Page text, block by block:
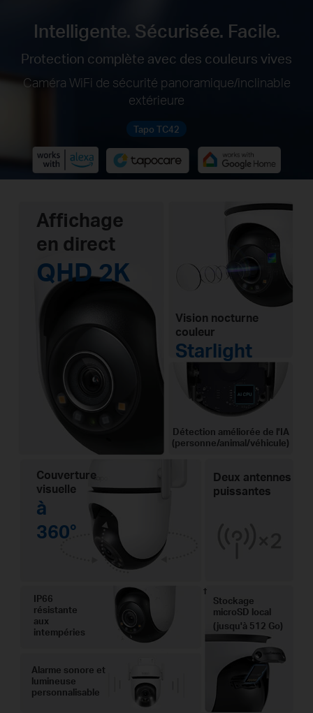
Intelligente. Sécurisée. Facile.
Protection complète avec des couleurs vives
Caméra WiFi de sécurité panoramique/inclinable
extérieure
Tapo TC42
Affichage
en direct
QHD 2K
Vision nocturne
couleur
Starlight
Détection améliorée de l'IA
(personne/animal/véhicule)
Couverture
visuelle
à
360°
IP66
résistante
aux
intempéries
Alarme sonore et
lumineuse
personnalisable
Deux antennes
puissantes
Stockage
microSD local
(jusqu'à 512 Go)
†